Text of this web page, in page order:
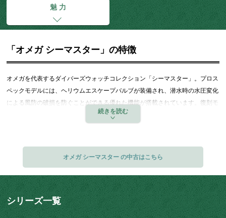
魅 力
「オメガ シーマスター」の特徴
オメガを代表するダイバーズウォッチコレクション「シーマスター」。プロス
ペックモデルには、ヘリウムエスケープバルブが装備され、潜水時の水圧変化
による風防の破損を防ぐことができる優れた機能が搭載されています。復刻モ
デルや限定モデルなども多数あり、1995年公開以降の映画「007」では、主人
独自に開発した耐久性に優れた革新的なキャリバーの「コーアクシャル」機
構、さらに15000ガウスもの耐磁性能を備えた「マスターコーアクシャル」機
構を搭載した高機能モデルもラインナップされています。メタルバックモデル
オメガ シーマスター の中古はこちら
シリーズ一覧